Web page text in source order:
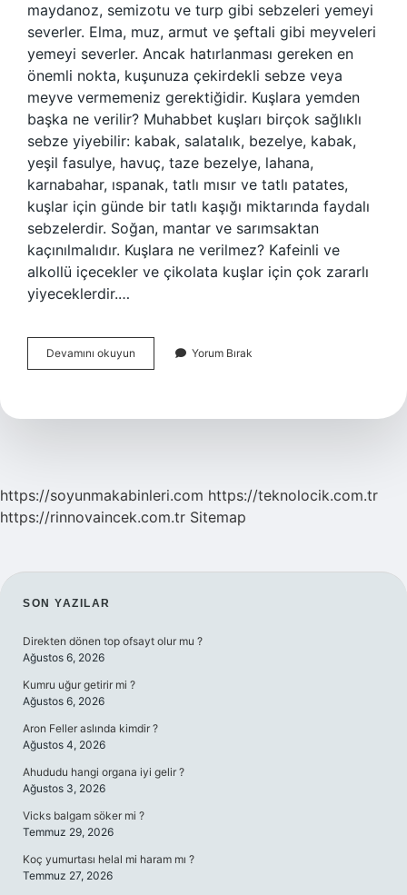
maydanoz, semizotu ve turp gibi sebzeleri yemeyi
severler. Elma, muz, armut ve şeftali gibi meyveleri
yemeyi severler. Ancak hatırlanması gereken en
önemli nokta, kuşunuza çekirdekli sebze veya
meyve vermemeniz gerektiğidir. Kuşlara yemden
başka ne verilir? Muhabbet kuşları birçok sağlıklı
sebze yiyebilir: kabak, salatalık, bezelye, kabak,
yeşil fasulye, havuç, taze bezelye, lahana,
karnabahar, ıspanak, tatlı mısır ve tatlı patates,
kuşlar için günde bir tatlı kaşığı miktarında faydalı
sebzelerdir. Soğan, mantar ve sarımsaktan
kaçınılmalıdır. Kuşlara ne verilmez? Kafeinli ve
alkollü içecekler ve çikolata kuşlar için çok zararlı
yiyeceklerdir.…
Devamını okuyun
Hangi
Yorum Bırak
https://soyunmakabinleri.com https://teknolocik.com.tr
https://rinnovaincek.com.tr Sitemap
SIDEBAR
SON YAZILAR
Direkten dönen top ofsayt olur mu ?
Ağustos 6, 2026
Kumru uğur getirir mi ?
Ağustos 6, 2026
Aron Feller aslında kimdir ?
Ağustos 4, 2026
Ahududu hangi organa iyi gelir ?
Ağustos 3, 2026
Vicks balgam söker mi ?
Temmuz 29, 2026
Koç yumurtası helal mi haram mı ?
Temmuz 27, 2026